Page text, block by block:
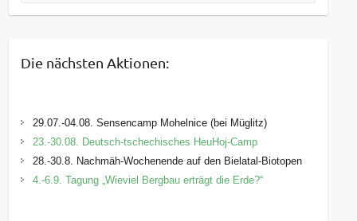
Die nächsten Aktionen:
29.07.-04.08. Sensencamp Mohelnice (bei Müglitz)
23.-30.08. Deutsch-tschechisches HeuHoj-Camp
28.-30.8. Nachmäh-Wochenende auf den Bielatal-Biotopen
4.-6.9. Tagung „Wieviel Bergbau erträgt die Erde?“